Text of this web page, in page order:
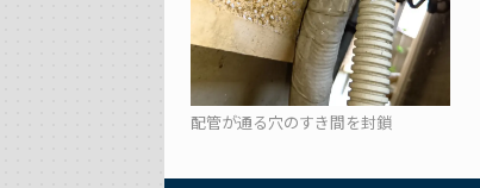
配管が通る穴のすき間を封鎖